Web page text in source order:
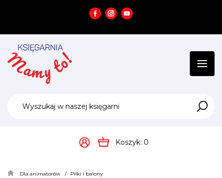
w
stopce
Koszyk: 0
Dla animatorów
Piłki i balony